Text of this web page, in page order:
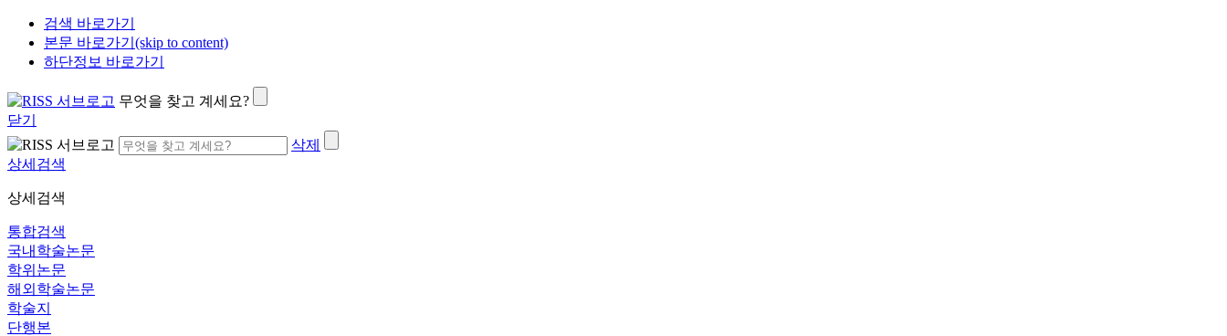
검색 바로가기
본문 바로가기(skip to content)
하단정보 바로가기
무엇을 찾고 계세요?
닫기
삭제
상세검색
상세검색
통합검색
국내학술논문
학위논문
해외학술논문
학술지
단행본